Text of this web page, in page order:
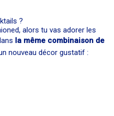
?
alors tu vas adorer les
la même combinaison de
nouveau décor gustatif :